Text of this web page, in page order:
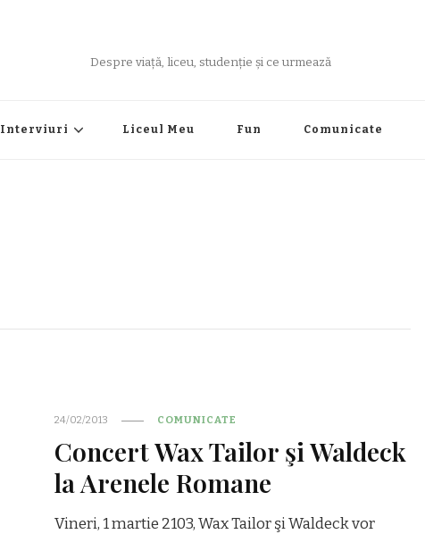
Despre viață, liceu, studenție și ce urmează
Interviuri Liceul Meu Fun Comunicate
24/02/2013 COMUNICATE
Concert Wax Tailor şi Waldeck
la Arenele Romane
Vineri, 1 martie 2103, Wax Tailor şi Waldeck vor